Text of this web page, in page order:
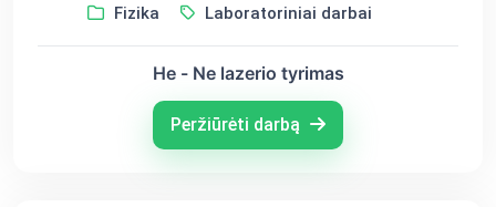
Fizika Laboratoriniai darbai
He - Ne lazerio tyrimas
Peržiūrėti darbą